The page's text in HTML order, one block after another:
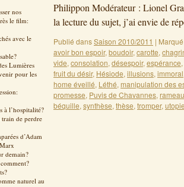
nos
le film:
avec le
Lumières
pour les
à l’hospitalité?
train de perdre
d’Adam
demain?
naturel au
Philippon Modérateur : Lionel
la lecture du sujet, j’ai envie de
Publié dansSaison 2010/2011 |
avoir bon espoir, boudoir, carotte,
vide, consolation, désespoir, espérance,
fruit du désir, Hésiode, illusions, immoral
home éveillé, Léthé, manipulation des
promesse, Puvis de Chavannes,
béquille, synthèse, thèse, tromper, utopie